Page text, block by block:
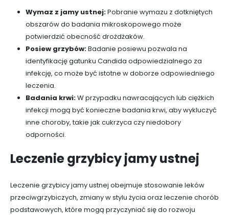
Wymaz z jamy ustnej:Pobranie wymazu z dotkniętych
obszarów do badania mikroskopowego może
potwierdzić obecność drożdżaków.
Posiew grzybów:Badanie posiewu pozwala na
identyfikację gatunku Candida odpowiedzialnego za
infekcję, co może być istotne w doborze odpowiedniego
leczenia.
Badania krwi:W przypadku nawracających lub ciężkich
infekcji mogą być konieczne badania krwi, aby wykluczyć
inne choroby, takie jak cukrzyca czy niedobory
odporności.
Leczenie grzybicy jamy ustnej
Leczenie grzybicy jamy ustnej obejmuje stosowanie leków
przeciwgrzybiczych, zmiany w stylu życia oraz leczenie chorób
podstawowych, które mogą przyczyniać się do rozwoju